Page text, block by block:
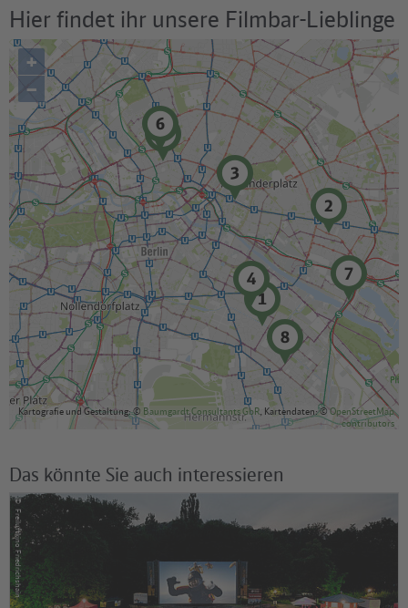
Hier findet ihr unsere Filmbar-Lieblinge
+
–
Kartografie und Gestaltung: © Baumgardt Consultants GbR , Kartendaten: ©OpenStreetMap
contributors
Das könnte Sie auch interessieren
©
Freiluftkino Friedrichshain